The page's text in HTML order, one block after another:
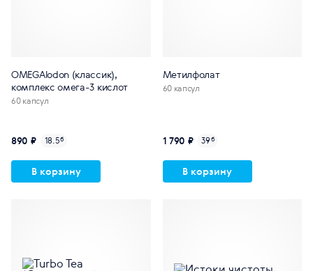
OMEGAlodon (классик),
комплекс омега-3 кислот
60 капсул
890 ₽ 18.5б
В корзину
Метилфолат
60 капсул
1 790 ₽ 39б
В корзину